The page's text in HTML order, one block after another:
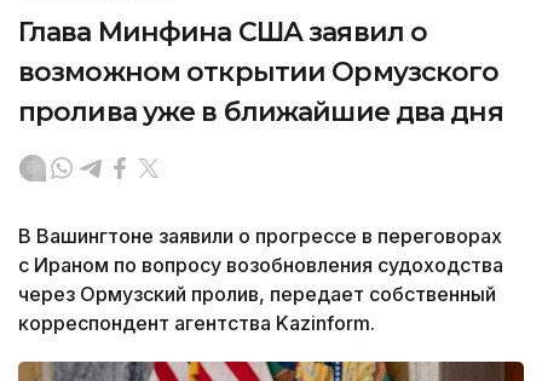
Глава Минфина США заявил о
возможном открытии Ормузского
пролива уже в ближайшие два дня
В Вашингтоне заявили о прогрессе в переговорах
с Ираном по вопросу возобновления судоходства
через Ормузский пролив, передает собственный
корреспондент агентства Kazinform.